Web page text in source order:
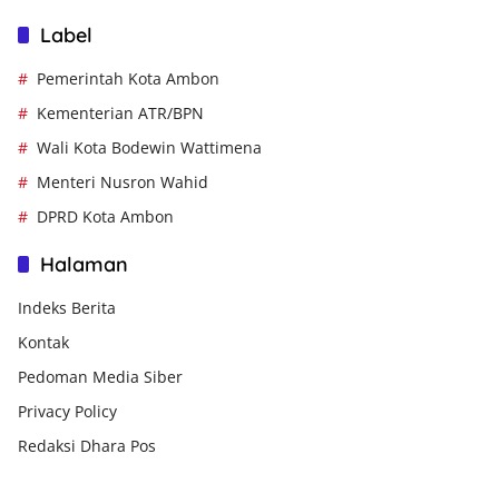
Label
Pemerintah Kota Ambon
Kementerian ATR/BPN
Wali Kota Bodewin Wattimena
Menteri Nusron Wahid
DPRD Kota Ambon
Halaman
Indeks Berita
Kontak
Pedoman Media Siber
Privacy Policy
Redaksi Dhara Pos